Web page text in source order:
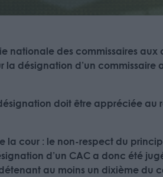
des commissaires
la désignation d’un
doit être appréciée au
la cour : le non-respect du
d’un CAC a donc été
au moins un dixième du